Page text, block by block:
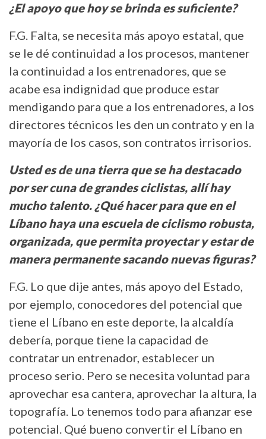
¿El apoyo que hoy se brinda es suficiente?
F.G. Falta, se necesita más apoyo estatal, que
se le dé continuidad a los procesos, mantener
la continuidad a los entrenadores, que se
acabe esa indignidad que produce estar
mendigando para que a los entrenadores, a los
directores técnicos les den un contrato y en la
mayoría de los casos, son contratos irrisorios.
Usted es de una tierra que se ha destacado
por ser cuna de grandes ciclistas, allí hay
mucho talento. ¿Qué hacer para que en el
Líbano haya una escuela de ciclismo robusta,
organizada, que permita proyectar y estar de
manera permanente sacando nuevas figuras?
F.G. Lo que dije antes, más apoyo del Estado,
por ejemplo, conocedores del potencial que
tiene el Líbano en este deporte, la alcaldía
debería, porque tiene la capacidad de
contratar un entrenador, establecer un
proceso serio. Pero se necesita voluntad para
aprovechar esa cantera, aprovechar la altura, la
topografía. Lo tenemos todo para afianzar ese
potencial. Qué bueno convertir el Líbano en